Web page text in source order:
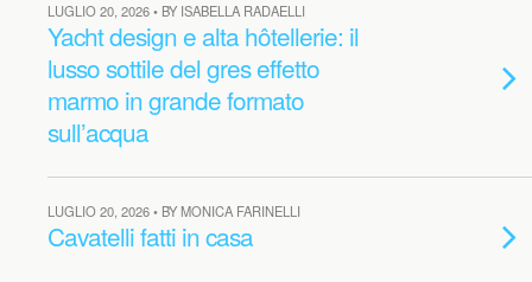
LUGLIO 20, 2026 • BY ISABELLA RADAELLI
Yacht design e alta hôtellerie: il
lusso sottile del gres effetto
marmo in grande formato
sull’acqua
LUGLIO 20, 2026 • BY MONICA FARINELLI
Cavatelli fatti in casa